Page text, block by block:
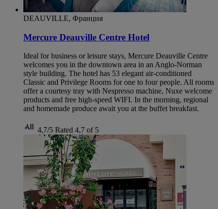
DEAUVILLE, Франция
Mercure Deauville Centre Hotel
Ideal for business or leisure stays, Mercure Deauville Centre
welcomes you in the downtown area in an Anglo-Norman
style building. The hotel has 53 elegant air-conditioned
Classic and Privilege Rooms for one to four people. All rooms
offer a courtesy tray with Nespresso machine, Nuxe welcome
products and free high-speed WIFI. In the morning, regional
and homemade produce await you at the buffet breakfast.
4,7/5 Rated 4,7 of 5